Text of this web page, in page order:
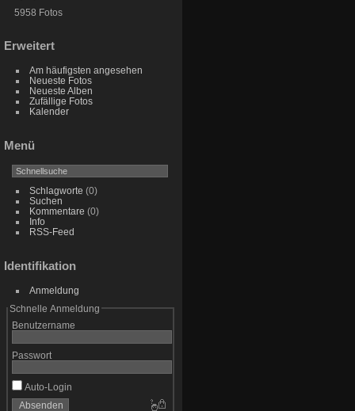
5958 Fotos
Erweitert
Am häufigsten angesehen
Neueste Fotos
Neueste Alben
Zufällige Fotos
Kalender
Menü
Schlagworte (0)
Suchen
Kommentare (0)
Info
RSS-Feed
Identifikation
Anmeldung
Schnelle Anmeldung
Benutzername
Passwort
Auto-Login